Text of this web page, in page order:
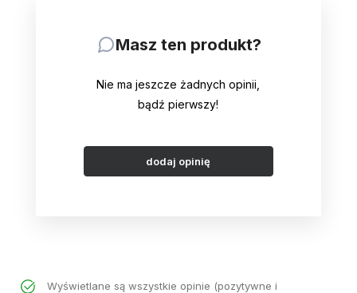
Masz ten produkt?
Nie ma jeszcze żadnych opinii,
bądź pierwszy!
dodaj opinię
Wyświetlane są wszystkie opinie (pozytywne i